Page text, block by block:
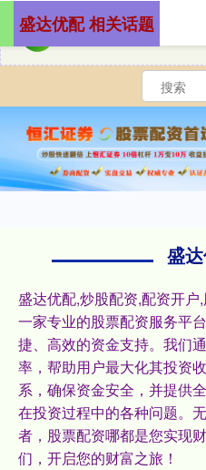
盛
盛达优配,炒股配资,配资开
一家专业的股票配资服务平
捷、高效的资金支持。我们
率，帮助用户最大化其投资
系，确保资金安全，并提供
在投资过程中的各种问题。
者，股票配资哪都是您实现
们，开启您的财富之旅！
盛达优配 相关话题